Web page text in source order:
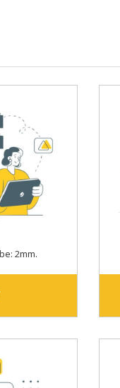
2mm.